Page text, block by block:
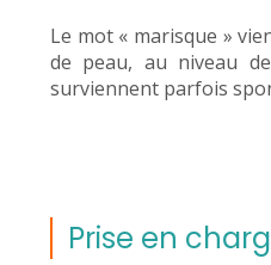
Le mot « marisque »
de peau, au niveau
surviennent parfois
Prise en